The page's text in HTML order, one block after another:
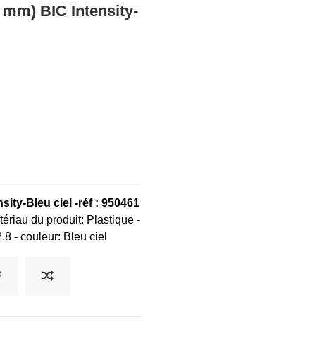
BIC Intensity-
Bleu ciel -réf : 950461
du produit: Plastique -
- couleur: Bleu ciel